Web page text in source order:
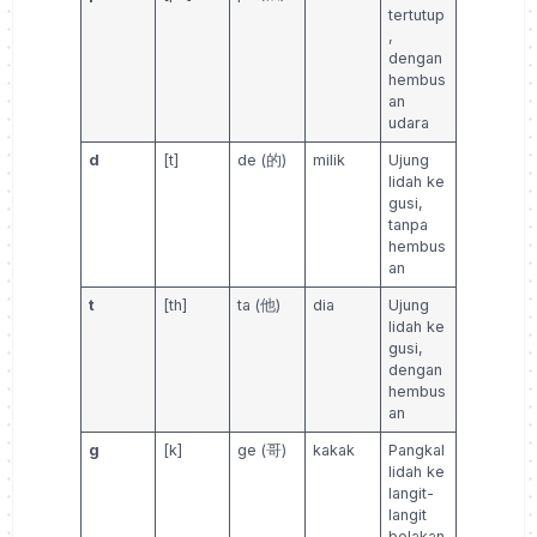
tertutup
,
dengan
hembus
an
udara
d [t] de (的) milik
Ujung
lidah ke
gusi,
tanpa
hembus
an
t [th] ta (他) dia
Ujung
lidah ke
gusi,
dengan
hembus
an
g [k] ge (哥) kakak
Pangkal
lidah ke
langit-
langit